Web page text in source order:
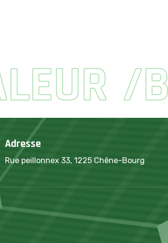
Adresse
Rue peillonnex 33, 1225 Chêne-Bourg